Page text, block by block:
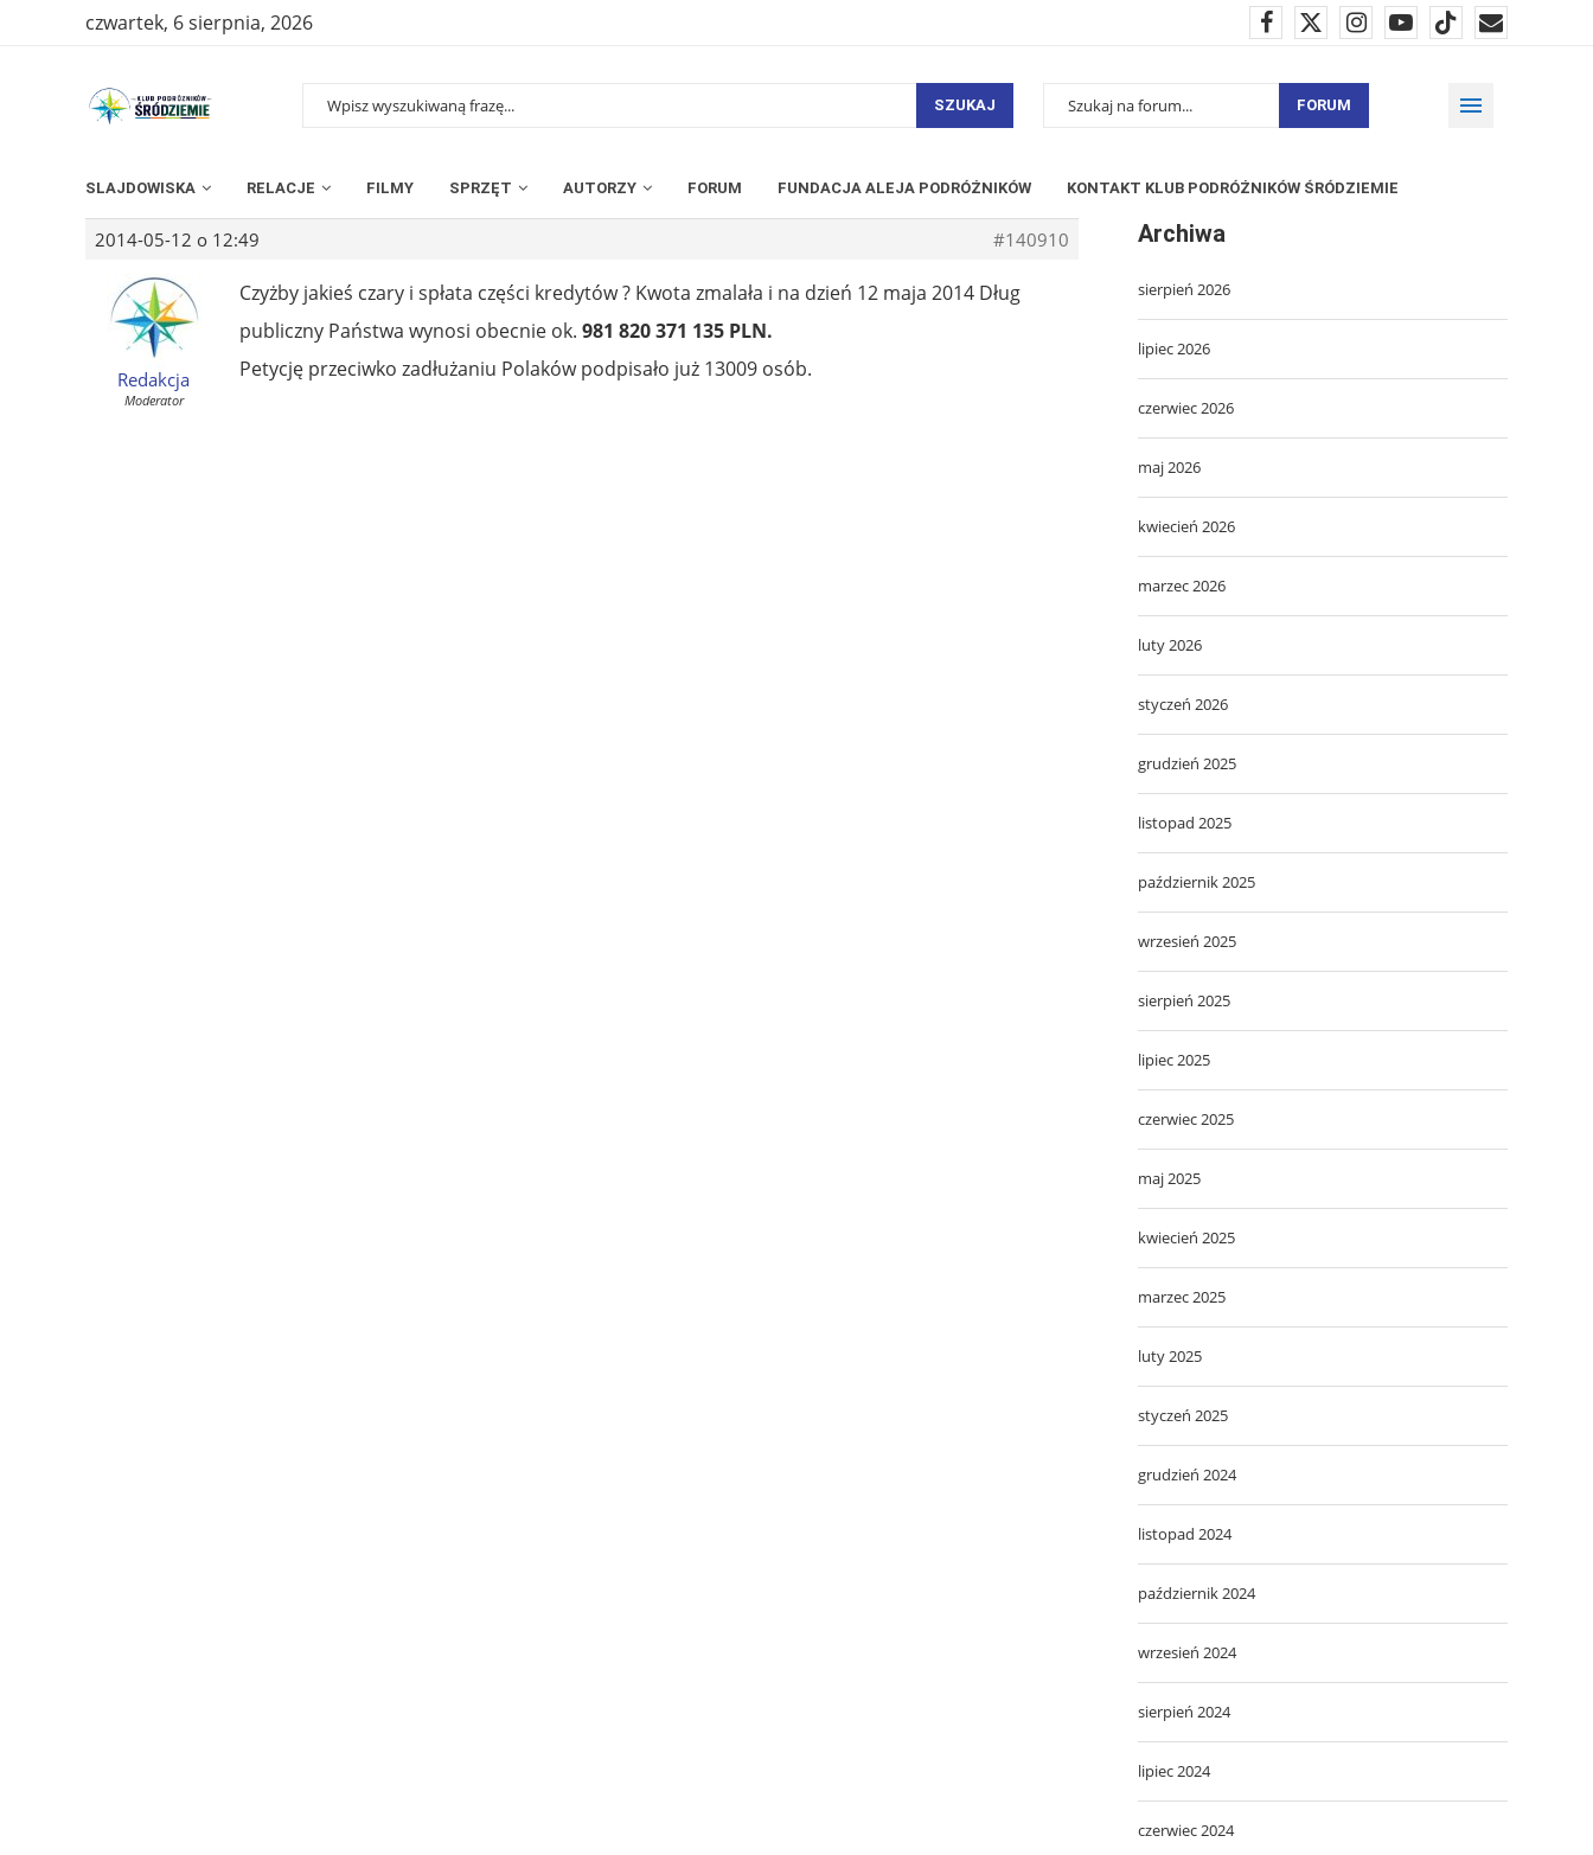
czwartek, 6 sierpnia, 2026
SZUKAJ FORUM
SLAJDOWISKA RELACJE FILMY SPRZĘT AUTORZY FORUM FUNDACJA ALEJA PODRÓŻNIKÓW KONTAKT KLUB PODRÓŻNIKÓW ŚRÓDZIEMIE
2014-05-12 o 12:49 #140910
Redakcja
Moderator
Czyżby jakieś czary i spłata części kredytów ? Kwota zmalała i na dzień 12 maja 2014 Dług
publiczny Państwa wynosi obecnie ok. 981 820 371 135 PLN.
Petycję przeciwko zadłużaniu Polaków podpisało już 13009 osób.
Archiwa
sierpień 2026
lipiec 2026
czerwiec 2026
maj 2026
kwiecień 2026
marzec 2026
luty 2026
styczeń 2026
grudzień 2025
listopad 2025
październik 2025
wrzesień 2025
sierpień 2025
lipiec 2025
czerwiec 2025
maj 2025
kwiecień 2025
marzec 2025
luty 2025
styczeń 2025
grudzień 2024
listopad 2024
październik 2024
wrzesień 2024
sierpień 2024
lipiec 2024
czerwiec 2024